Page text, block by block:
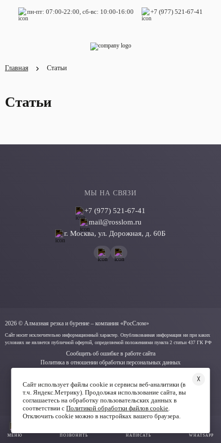
пн-пт: 07:00-22:00, сб-вс: 10:00-16:00 +7 (977) 521-67-41
Услуги
Алмазное бурение
О компании
Сертификаты
Главная Статьи
Статьи
МЫ НА СВЯЗИ
+7 (977) 521-67-41
mail@rosslom.ru
г. Москва, ул. Дорожная, д. 60Б
2026 © Алмазная резка и бурение – компания «РосСлом»
Сайт носит исключительно информационный характер. Опубликованная информация ни при каких
условиях не является публичной офертой, определяемой положениями пункта 2 статьи 437 ГК РФ
Сообщить об ошибке в работе сайта
Политика в отношении обработки персональных данных
Политика cookie
МЕНЮ ПОЗВОНИТЬ НАПИСАТЬ WHATSAPP
Сайт использует файлы cookie и сервисы веб-аналитики (в
т.ч. Яндекс.Метрику). Продолжая использование сайта, вы
соглашаетесь на обработку пользовательских данных в
соответствии сПолитикой обработки файлов cookie.
Отключить cookie можно в настройках вашего браузера.
╳